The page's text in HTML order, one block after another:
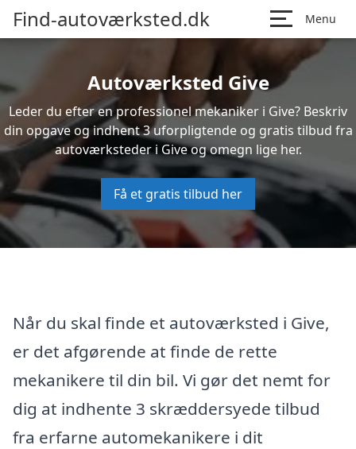
Find-autoværksted.dk Menu
Autoværksted Give
Leder du efter en professionel mekaniker i Give? Beskriv
din opgave og indhent 3 uforpligtende og gratis tilbud fra
autoværksteder i Give og omegn lige her.
Få et gratis tilbud her
Når du skal finde et autoværksted i Give,
er det afgørende at finde de rette
mekanikere til din bil. Vi gør det nemt for
dig at indhente 3 skræddersyede tilbud
fra erfarne automekanikere i dit